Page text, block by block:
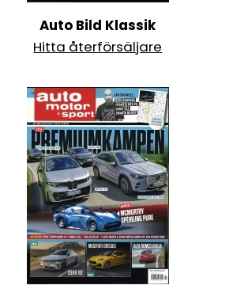
Auto Bild Klassik
Hitta återförsäljare